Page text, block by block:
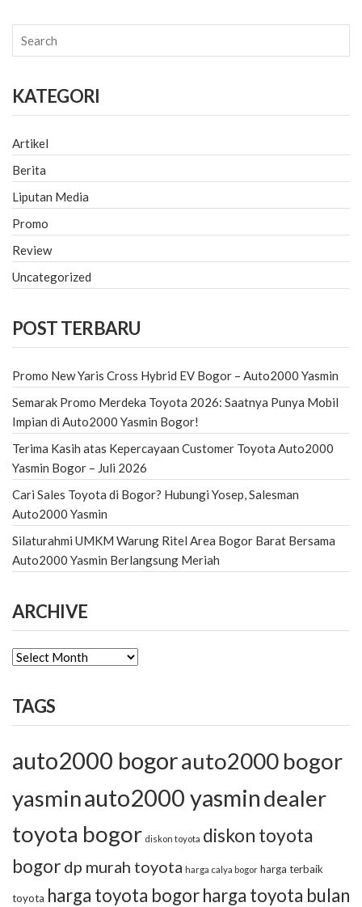
KATEGORI
Artikel
Berita
Liputan Media
Promo
Review
Uncategorized
POST TERBARU
Promo New Yaris Cross Hybrid EV Bogor – Auto2000 Yasmin
Semarak Promo Merdeka Toyota 2026: Saatnya Punya Mobil
Impian di Auto2000 Yasmin Bogor!
Terima Kasih atas Kepercayaan Customer Toyota Auto2000
Yasmin Bogor – Juli 2026
Cari Sales Toyota di Bogor? Hubungi Yosep, Salesman
Auto2000 Yasmin
Silaturahmi UMKM Warung Ritel Area Bogor Barat Bersama
Auto2000 Yasmin Berlangsung Meriah
ARCHIVE
ARCHIVE
TAGS
auto2000 bogorauto2000 bogor
yasminauto2000 yasmindealer
toyota bogor diskon toyota diskon toyota
bogor dp murah toyota harga calya bogor harga terbaik
toyota harga toyota bogorharga toyota bulan